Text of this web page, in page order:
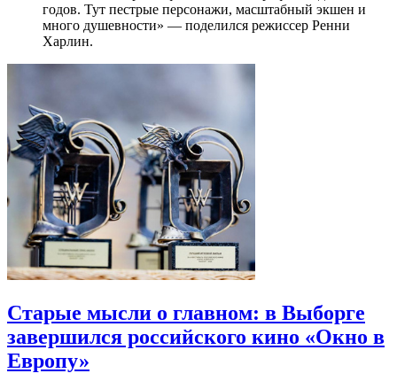
годов. Тут пестрые персонажи, масштабный экшен и
много душевности» — поделился режиссер Ренни
Харлин.
Старые мысли о главном: в Выборге
завершился российского кино «Окно в
Европу»